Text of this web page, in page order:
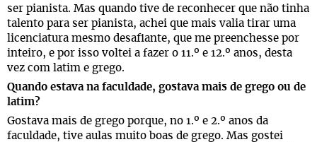
ser pianista. Mas quando tive de reconhecer que não tinha
talento para ser pianista, achei que mais valia tirar uma
licenciatura mesmo desafiante, que me preenchesse por
inteiro, e por isso voltei a fazer o 11.º e 12.º anos, desta
vez com latim e grego.
Quando estava na faculdade, gostava mais de grego ou de
latim?
Gostava mais de grego porque, no 1.º e 2.º anos da
faculdade, tive aulas muito boas de grego. Mas gostei